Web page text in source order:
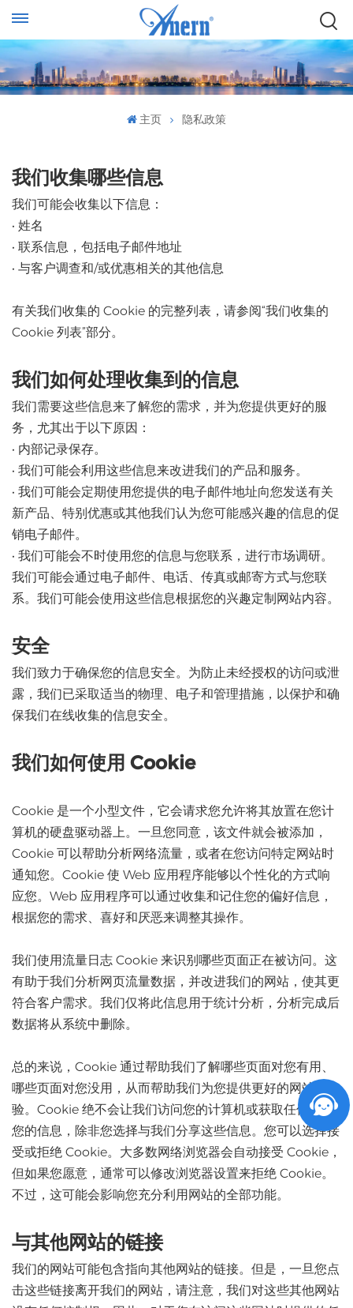
主页 隐私政策
我们收集哪些信息
我们可能会收集以下信息：
• 姓名
• 联系信息，包括电子邮件地址
• 与客户调查和/或优惠相关的其他信息
有关我们收集的 Cookie 的完整列表，请参阅“我们收集的
Cookie 列表”部分。
我们如何处理收集到的信息
我们需要这些信息来了解您的需求，并为您提供更好的服
务，尤其出于以下原因：
• 内部记录保存。
• 我们可能会利用这些信息来改进我们的产品和服务。
• 我们可能会定期使用您提供的电子邮件地址向您发送有关
新产品、特别优惠或其他我们认为您可能感兴趣的信息的促
销电子邮件。
• 我们可能会不时使用您的信息与您联系，进行市场调研。
我们可能会通过电子邮件、电话、传真或邮寄方式与您联
系。我们可能会使用这些信息根据您的兴趣定制网站内容。
安全
我们致力于确保您的信息安全。为防止未经授权的访问或泄
露，我们已采取适当的物理、电子和管理措施，以保护和确
保我们在线收集的信息安全。
我们如何使用 Cookie
Cookie 是一个小型文件，它会请求您允许将其放置在您计
算机的硬盘驱动器上。一旦您同意，该文件就会被添加，
Cookie 可以帮助分析网络流量，或者在您访问特定网站时
通知您。Cookie 使 Web 应用程序能够以个性化的方式响
应您。Web 应用程序可以通过收集和记住您的偏好信息，
根据您的需求、喜好和厌恶来调整其操作。
我们使用流量日志 Cookie 来识别哪些页面正在被访问。这
有助于我们分析网页流量数据，并改进我们的网站，使其更
符合客户需求。我们仅将此信息用于统计分析，分析完成后
数据将从系统中删除。
总的来说，Cookie 通过帮助我们了解哪些页面对您有用、
哪些页面对您没用，从而帮助我们为您提供更好的网站体
验。Cookie 绝不会让我们访问您的计算机或获取任何关于
您的信息，除非您选择与我们分享这些信息。您可以选择接
受或拒绝 Cookie。大多数网络浏览器会自动接受 Cookie，
但如果您愿意，通常可以修改浏览器设置来拒绝 Cookie。
不过，这可能会影响您充分利用网站的全部功能。
与其他网站的链接
我们的网站可能包含指向其他网站的链接。但是，一旦您点
击这些链接离开我们的网站，请注意，我们对这些其他网站